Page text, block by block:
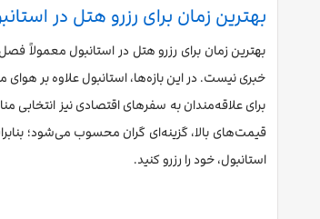
بهترین زمان برای رزرو هتل در
بهترین زمان برای رزرو هتل در استانبول معمولاً
خبری نیست. در این بازه‌ها، استانبول علاوه بر
برای علاقه‌مندان به سفرهای اقتصادی نیز
قیمت‌های بالا، گزینه‌ای گران محسوب می‌شود؛
استانبول، خود را رزرو کنید.